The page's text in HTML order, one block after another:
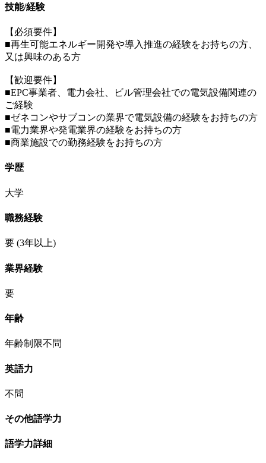
技能/経験
【必須要件】
■再生可能エネルギー開発や導入推進の経験をお持ちの方、
又は興味のある方
【歓迎要件】
■EPC事業者、電力会社、ビル管理会社での電気設備関連の
ご経験
■ゼネコンやサブコンの業界で電気設備の経験をお持ちの方
■電力業界や発電業界の経験をお持ちの方
■商業施設での勤務経験をお持ちの方
学歴
大学
職務経験
要 (3年以上)
業界経験
要
年齢
年齢制限不問
英語力
不問
その他語学力
語学力詳細